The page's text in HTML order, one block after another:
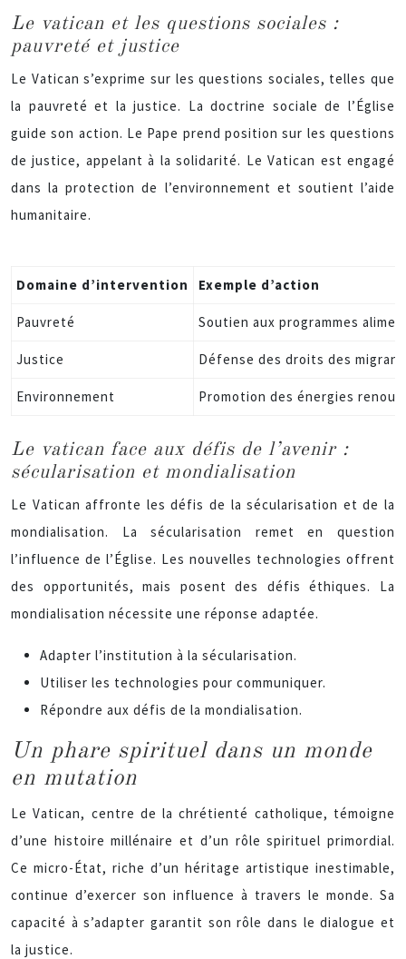
Le vatican et les questions sociales :
pauvreté et justice
Le Vatican s’exprime sur les questions sociales, telles que
la pauvreté et la justice. La doctrine sociale de l’Église
guide son action. Le Pape prend position sur les questions
de justice, appelant à la solidarité. Le Vatican est engagé
dans la protection de l’environnement et soutient l’aide
humanitaire.
Domaine d’intervention Exemple d’action
Pauvreté Soutien aux programmes
Justice Défense des droits des
Environnement Promotion des énergies
Le vatican face aux défis de l’avenir :
sécularisation et mondialisation
Le Vatican affronte les défis de la sécularisation et de la
mondialisation. La sécularisation remet en question
l’influence de l’Église. Les nouvelles technologies offrent
des opportunités, mais posent des défis éthiques. La
mondialisation nécessite une réponse adaptée.
Adapter l’institution à la sécularisation.
Utiliser les technologies pour communiquer.
Répondre aux défis de la mondialisation.
Un phare spirituel dans un monde
en mutation
Le Vatican, centre de la chrétienté catholique, témoigne
d’une histoire millénaire et d’un rôle spirituel primordial.
Ce micro-État, riche d’un héritage artistique inestimable,
continue d’exercer son influence à travers le monde. Sa
capacité à s’adapter garantit son rôle dans le dialogue et
la justice.